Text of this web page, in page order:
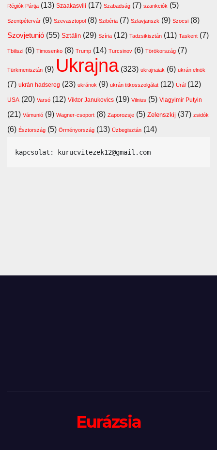
Régiók Pártja (13) Szaakasvili (17) Szabadság (7) szankciók (5)
Szentpétervár (9) Szevasztopol (8) Szibéria (7) Szlavjanszk (9) Szocsi (8)
Szovjetunió (55) Sztálin (29) Szíria (12) Tadzsikisztán (11) Taskent (7)
Tbiliszi (6) Timosenko (8) Trump (14) Turcsinov (6) Törökország (7)
Türkmenisztán (9) Ukrajna(323) ukrajnaiak (6) ukrán elnök
(7) ukrán hadsereg (23) ukránok (9) ukrán titkosszolgálat (12) Urál (12)
USA (20) Varsó (12) Viktor Janukovics (19) Vilnius (5) Vlagyimir Putyin
(21) Vámunió (9) Wagner-csoport (8) Zaporozsje (5) Zelenszkij (37) zsidók
(6) Észtország (5) Örményország (13) Üzbegisztán (14)
kapcsolat: kurucvitezek12@gmail.com
Eurázsia